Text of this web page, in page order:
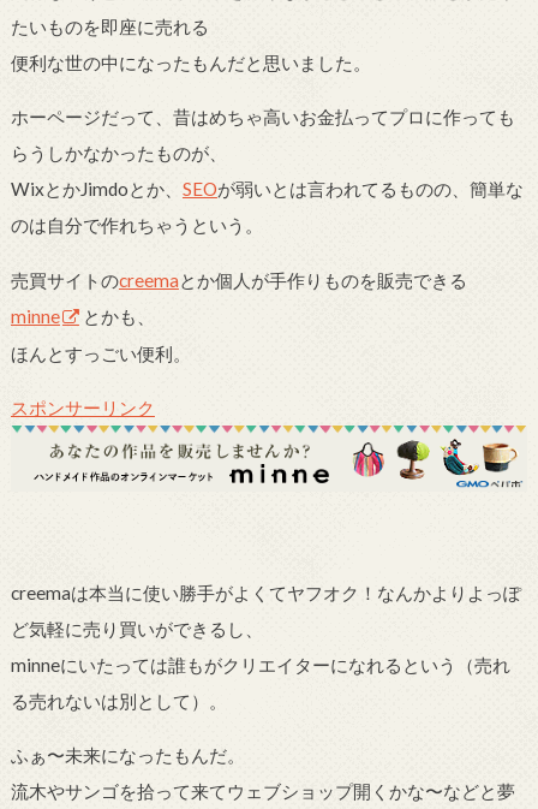
たいものを即座に売れる
便利な世の中になったもんだと思いました。
ホーページだって、昔はめちゃ高いお金払ってプロに作っても
らうしかなかったものが、
WixとかJimdoとか、 SEOが弱いとは言われてるものの、簡単な
のは自分で作れちゃうという。
売買サイトのcreemaとか個人が手作りものを販売できる
minne
とかも、
ほんとすっごい便利。
スポンサーリンク
creemaは本当に使い勝手がよくてヤフオク！なんかよりよっぽ
ど気軽に売り買いができるし、
minneにいたっては誰もがクリエイターになれるという（売れ
る売れないは別として）。
ふぁ〜未来になったもんだ。
流木やサンゴを拾って来てウェブショップ開くかな〜などと夢